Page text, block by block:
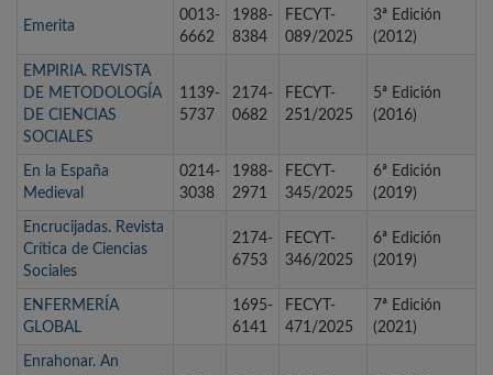
Emerita
0013-
6662
1988-
8384
FECYT-
089/2025
3ª Edición
(2012)
EMPIRIA. REVISTA
DE METODOLOGÍA
DE CIENCIAS
SOCIALES
1139-
5737
2174-
0682
FECYT-
251/2025
5ª Edición
(2016)
En la España
Medieval
0214-
3038
1988-
2971
FECYT-
345/2025
6ª Edición
(2019)
Encrucijadas. Revista
Crítica de Ciencias
Sociales
2174-
6753
FECYT-
346/2025
6ª Edición
(2019)
ENFERMERÍA
GLOBAL
1695-
6141
FECYT-
471/2025
7ª Edición
(2021)
Enrahonar. An